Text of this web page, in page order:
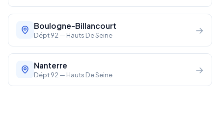
Boulogne-Billancourt
Dépt 92 — Hauts De Seine →
Nanterre
Dépt 92 — Hauts De Seine →